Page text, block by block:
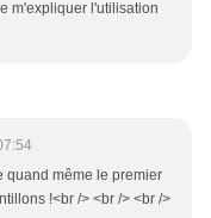
m'expliquer l'utilisation
quand même le premier
!<br /> <br /> <br />